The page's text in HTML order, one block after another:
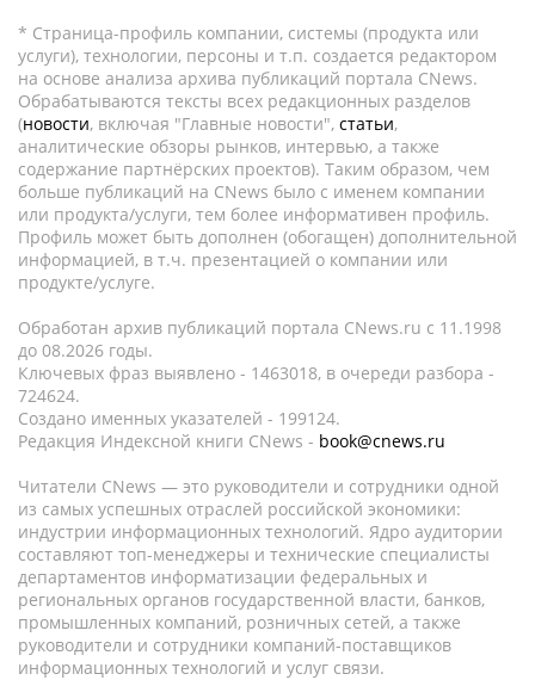
* Страница-профиль компании, системы (продукта или
услуги), технологии, персоны и т.п. создается редактором
на основе анализа архива публикаций портала CNews.
Обрабатываются тексты всех редакционных разделов
(новости, включая "Главные новости", статьи,
аналитические обзоры рынков, интервью, а также
содержание партнёрских проектов). Таким образом, чем
больше публикаций на CNews было с именем компании
или продукта/услуги, тем более информативен профиль.
Профиль может быть дополнен (обогащен) дополнительной
информацией, в т.ч. презентацией о компании или
продукте/услуге.
Обработан архив публикаций портала CNews.ru c 11.1998
до 08.2026 годы.
Ключевых фраз выявлено - 1463018, в очереди разбора -
724624.
Создано именных указателей - 199124.
Редакция Индексной книги CNews - book@cnews.ru
Читатели CNews — это руководители и сотрудники одной
из самых успешных отраслей российской экономики:
индустрии информационных технологий. Ядро аудитории
составляют топ-менеджеры и технические специалисты
департаментов информатизации федеральных и
региональных органов государственной власти, банков,
промышленных компаний, розничных сетей, а также
руководители и сотрудники компаний-поставщиков
информационных технологий и услуг связи.